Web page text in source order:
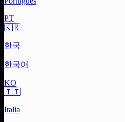
PT
🇰🇷
한국
한국어
KO
🇮🇹
Italia